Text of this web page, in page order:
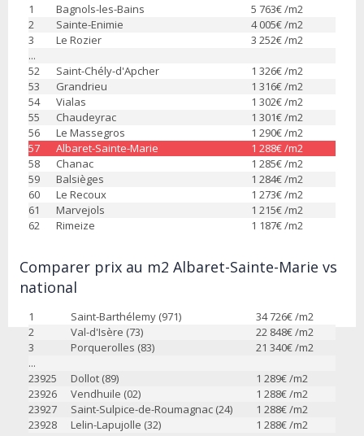
1 Bagnols-les-Bains 5 763€ /m2
2
Sainte-Enimie 4 005€ /m2
3
Le Rozier 3 252€ /m2
...
52
Saint-Chély-d'Apcher 1 326€ /m2
53
Grandrieu 1 316€ /m2
54
Vialas 1 302€ /m2
55
Chaudeyrac 1 301€ /m2
56
Le Massegros 1 290€ /m2
57
Albaret-Sainte-Marie 1 288€ /m2
58
Chanac 1 285€ /m2
59
Balsièges 1 284€ /m2
60
Le Recoux 1 273€ /m2
61
Marvejols 1 215€ /m2
62
Rimeize 1 187€ /m2
Comparer prix au m2 Albaret-Sainte-Marie vs
national
1 Saint-Barthélemy (971) 34 726€ /m2
2
Val-d'Isère (73) 22 848€ /m2
3
Porquerolles (83) 21 340€ /m2
...
23925
Dollot (89) 1 289€ /m2
23926
Vendhuile (02) 1 288€ /m2
23927
Saint-Sulpice-de-Roumagnac (24) 1 288€ /m2
23928
Lelin-Lapujolle (32) 1 288€ /m2